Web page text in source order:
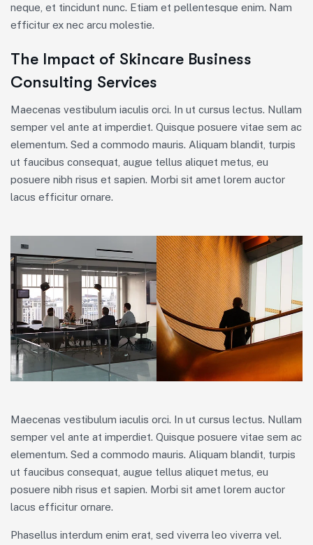
neque, et tincidunt nunc. Etiam et pellentesque enim. Nam
efficitur ex nec arcu molestie.
The Impact of Skincare Business
Consulting Services
Maecenas vestibulum iaculis orci. In ut cursus lectus. Nullam
semper vel ante at imperdiet. Quisque posuere vitae sem ac
elementum. Sed a commodo mauris. Aliquam blandit, turpis
ut faucibus consequat, augue tellus aliquet metus, eu
posuere nibh risus et sapien. Morbi sit amet lorem auctor
lacus efficitur ornare.
Maecenas vestibulum iaculis orci. In ut cursus lectus. Nullam
semper vel ante at imperdiet. Quisque posuere vitae sem ac
elementum. Sed a commodo mauris. Aliquam blandit, turpis
ut faucibus consequat, augue tellus aliquet metus, eu
posuere nibh risus et sapien. Morbi sit amet lorem auctor
lacus efficitur ornare.
Phasellus interdum enim erat, sed viverra leo viverra vel.